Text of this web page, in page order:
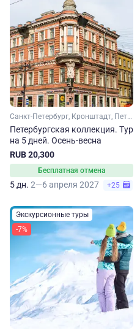
Санкт-Петербург, Кронштадт, Петергоф
Петербургская коллекция. Тур
на 5 дней. Осень-весна
RUB 20,300
Бесплатная отмена
5 дн. 2—6 апреля 2027 +25
Экскурсионные туры
-7%